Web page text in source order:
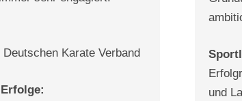
Karate Verband
und